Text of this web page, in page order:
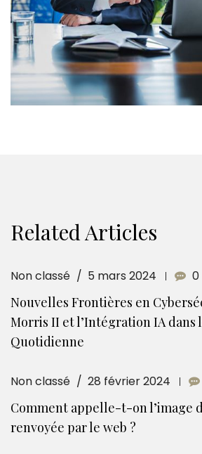
Related Articles
Non classé 5 mars 2024 0
Nouvelles Frontières en
Morris II et l’Intégration IA dans
Quotidienne
Non classé 28 février 2024
Comment appelle-t-on l’image
renvoyée par le web ?